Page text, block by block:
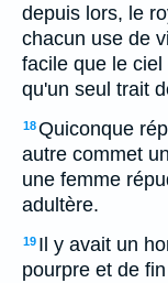
depuis lors, le
chacun use de
facile que le
qu'un seul trait
18Quiconque
autre commet
une femme
adultère.
19 Il y avait un
pourpre et de